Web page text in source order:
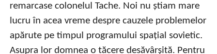
remarcase colonelul Tache. Noi nu știam mare
lucru în acea vreme despre cauzele problemelor
apărute pe timpul programului spațial sovietic.
Asupra lor domnea o tăcere desăvârșită. Pentru